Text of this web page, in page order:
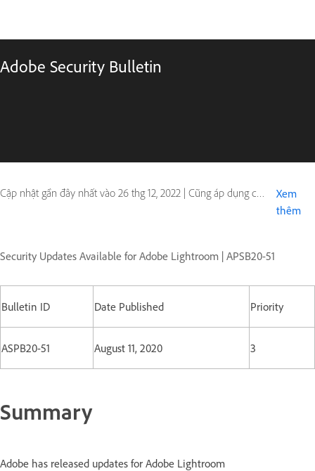
Adobe Security Bulletin
Cập nhật gần đây nhất vào 26 thg 12, 2022 | Cũng áp dụng cho Digital Editions
Xem
thêm
Security Updates Available for Adobe Lightroom | APSB20-51
Bulletin ID Date Published Priority
ASPB20-51 August 11, 2020 3
Summary
Adobe has released updates for Adobe Lightroom